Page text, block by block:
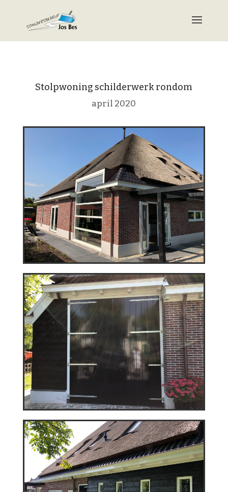
Stolpwoning schilderwerk rondom
april 2020